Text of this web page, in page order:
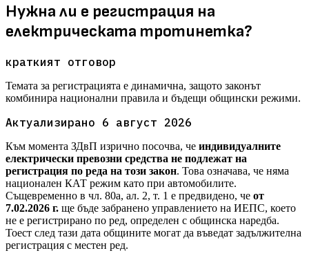
Нужна ли е регистрация на
електрическата тротинетка?
краткият отговор
Темата за регистрацията е динамична, защото законът
комбинира национални правила и бъдещи общински режими.
Актуализирано 6 август 2026
Към момента ЗДвП изрично посочва, че индивидуалните
електрически превозни средства не подлежат на
регистрация по реда на този закон. Това означава, че няма
национален КАТ режим като при автомобилите.
Същевременно в чл. 80а, ал. 2, т. 1 е предвидено, че от
7.02.2026 г. ще бъде забранено управлението на ИЕПС, което
не е регистрирано по ред, определен с общинска наредба.
Тоест след тази дата общините могат да въведат задължителна
регистрация с местен ред.